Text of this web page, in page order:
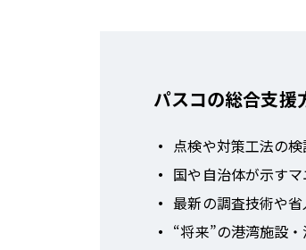
パスコの総合支援
点検や対策工法の
国や自治体が示す
最新の調査技術や
“将来”の港湾施設